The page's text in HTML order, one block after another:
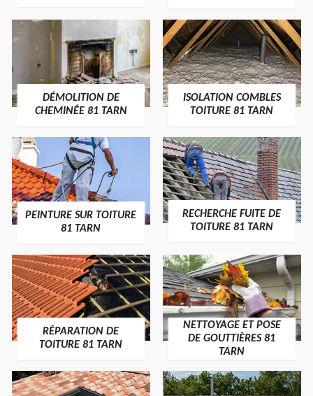
DÉMOLITION DE
CHEMINÉE 81 TARN
ISOLATION COMBLES
TOITURE 81 TARN
PEINTURE SUR TOITURE
81 TARN
RECHERCHE FUITE DE
TOITURE 81 TARN
RÉPARATION DE
TOITURE 81 TARN
NETTOYAGE ET POSE
DE GOUTTIÈRES 81
TARN